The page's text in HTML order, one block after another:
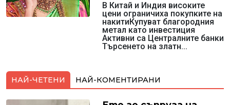
В Китай и Индия високите
цени ограничиха покупките на
накитиКупуват благородния
метал като инвестиция
Активни са Централните банки
Търсенето на златн...
НАЙ-ЧЕТЕНИ НАЙ-КОМЕНТИРАНИ